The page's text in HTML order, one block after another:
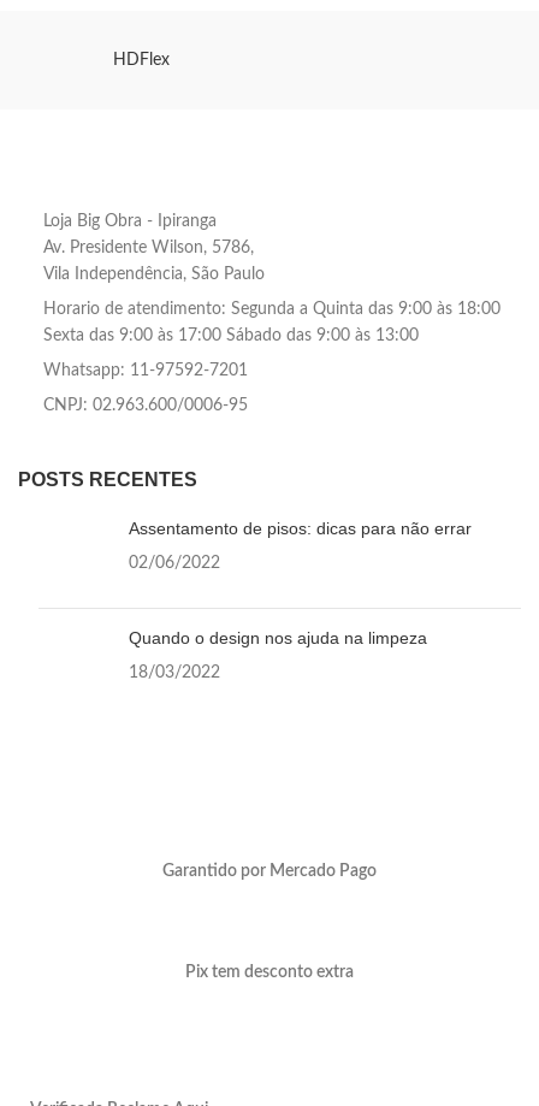
HDFlex
Loja Big Obra - Ipiranga
Av. Presidente Wilson, 5786,
Vila Independência, São Paulo
Horario de atendimento: Segunda a Quinta das 9:00 às 18:00
Sexta das 9:00 às 17:00 Sábado das 9:00 às 13:00
Whatsapp: 11-97592-7201
CNPJ: 02.963.600/0006-95
POSTS RECENTES
Assentamento de pisos: dicas para não errar
02/06/2022
Quando o design nos ajuda na limpeza
18/03/2022
Garantido por Mercado Pago
Pix tem desconto extra